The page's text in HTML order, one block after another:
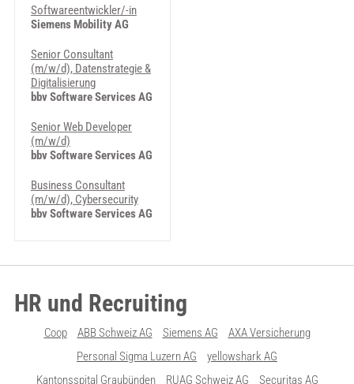
Softwareentwickler/-in
Siemens Mobility AG
Senior Consultant
(m/w/d), Datenstrategie &
Digitalisierung
bbv Software Services AG
Senior Web Developer
(m/w/d)
bbv Software Services AG
Business Consultant
(m/w/d), Cybersecurity
bbv Software Services AG
HR und Recruiting
Coop ABB Schweiz AG Siemens AG
AXA Versicherung
Personal Sigma Luzern AG
yellowshark AG
Kantonsspital Graubünden
RUAG Schweiz AG Securitas AG